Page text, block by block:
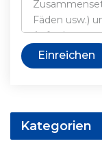
Einreichen
Kategorien